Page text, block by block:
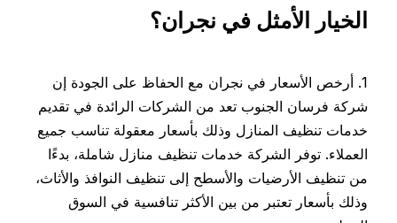
الخيار الأمثل في نجران؟
1. أرخص الأسعار في نجران مع الحفاظ على الجودة إن
شركة فرسان الجنوب تعد من الشركات الرائدة في تقديم
خدمات تنظيف المنازل وذلك بأسعار معقولة تناسب جميع
العملاء. توفر الشركة خدمات تنظيف منازل شاملة، بدءًا
من تنظيف الأرضيات والأسطح إلى تنظيف النوافذ والأثاث،
وذلك بأسعار تعتبر من بين الأكثر تنافسية في السوق